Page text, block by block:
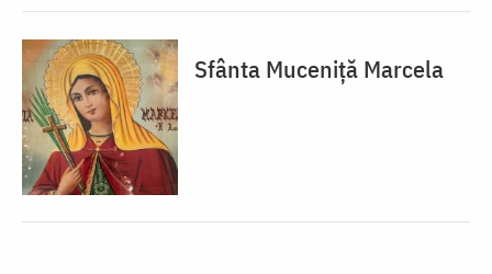
Sfânta Muceniță Marcela